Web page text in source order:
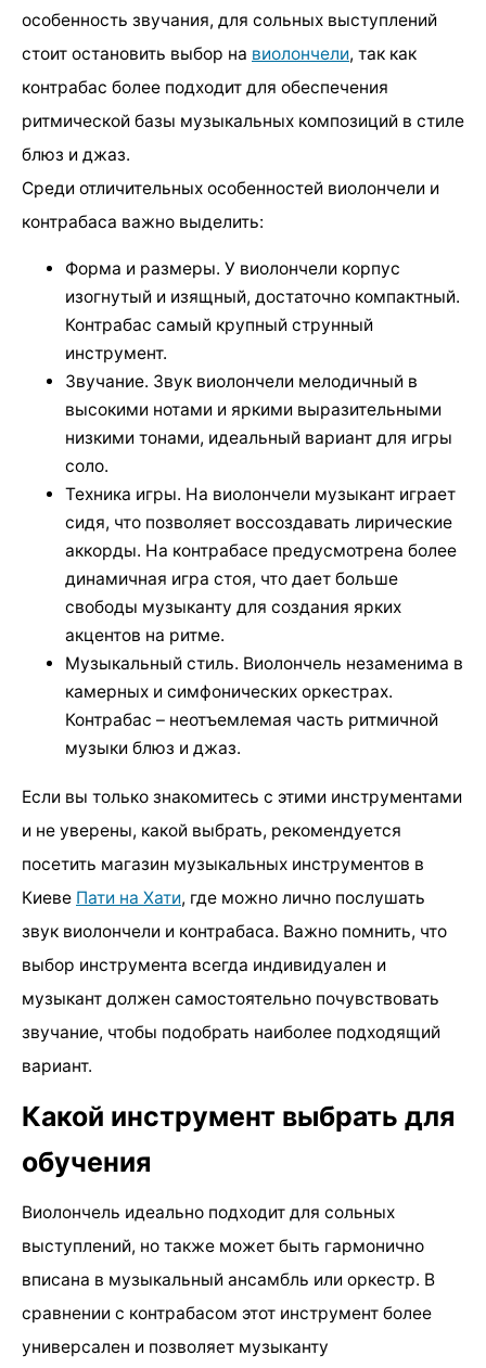
особенность звучания, для сольных выступлений
стоит остановить выбор на виолончели, так как
контрабас более подходит для обеспечения
ритмической базы музыкальных композиций в стиле
блюз и джаз.
Среди отличительных особенностей виолончели и
контрабаса важно выделить:
Форма и размеры. У виолончели корпус
изогнутый и изящный, достаточно компактный.
Контрабас самый крупный струнный
инструмент.
Звучание. Звук виолончели мелодичный в
высокими нотами и яркими выразительными
низкими тонами, идеальный вариант для игры
соло.
Техника игры. На виолончели музыкант играет
сидя, что позволяет воссоздавать лирические
аккорды. На контрабасе предусмотрена более
динамичная игра стоя, что дает больше
свободы музыканту для создания ярких
акцентов на ритме.
Музыкальный стиль. Виолончель незаменима в
камерных и симфонических оркестрах.
Контрабас – неотъемлемая часть ритмичной
музыки блюз и джаз.
Если вы только знакомитесь с этими инструментами
и не уверены, какой выбрать, рекомендуется
посетить магазин музыкальных инструментов в
Киеве Пати на Хати, где можно лично послушать
звук виолончели и контрабаса. Важно помнить, что
выбор инструмента всегда индивидуален и
музыкант должен самостоятельно почувствовать
звучание, чтобы подобрать наиболее подходящий
вариант.
Какой инструмент выбрать для
обучения
Виолончель идеально подходит для сольных
выступлений, но также может быть гармонично
вписана в музыкальный ансамбль или оркестр. В
сравнении с контрабасом этот инструмент более
универсален и позволяет музыканту